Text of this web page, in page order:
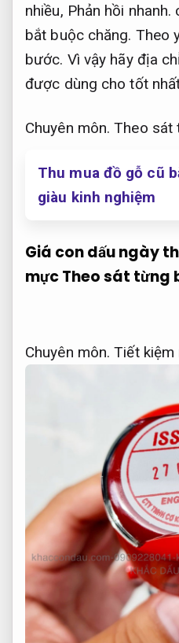
nhiều, Phản hồi nhanh.
bắt buộc chăng. Theo
bước. Vì vậy hãy địa
được dùng cho tốt
Chuyên môn. Theo sát
Thu mua đồ gỗ cũ
giàu kinh nghiệm
Giá con dấu ngày
mựcTheo sát từng
Chuyên môn. Tiết kiệm